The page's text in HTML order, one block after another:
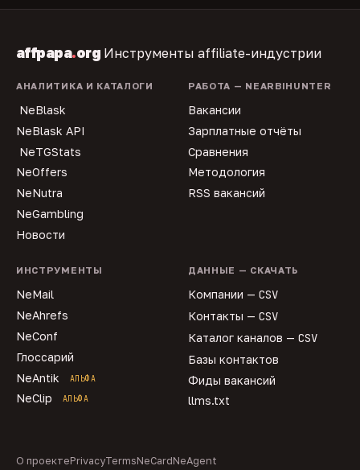
affpapa.org Инструменты affiliate-индустрии
АНАЛИТИКА И КАТАЛОГИ
NeBlask
NeBlask API
NeTGStats
NeOffers
NeNutra
NeGambling
Новости
РАБОТА — NEARBIHUNTER
Вакансии
Зарплатные отчёты
Сравнения
Методология
RSS вакансий
ИНСТРУМЕНТЫ
NeMail
NeAhrefs
NeConf
Глоссарий
NeAntik
АЛЬФА
NeClip АЛЬФА
ДАННЫЕ — СКАЧАТЬ
Компании — CSV
Контакты — CSV
Каталог каналов — CSV
Базы контактов
Фиды вакансий
llms.txt
О проектеPrivacyTermsNeCardNeAgent